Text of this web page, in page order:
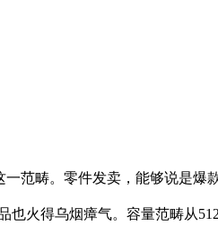
范畴。零件发卖，能够说是爆
也火得乌烟瘴气。容量范畴从